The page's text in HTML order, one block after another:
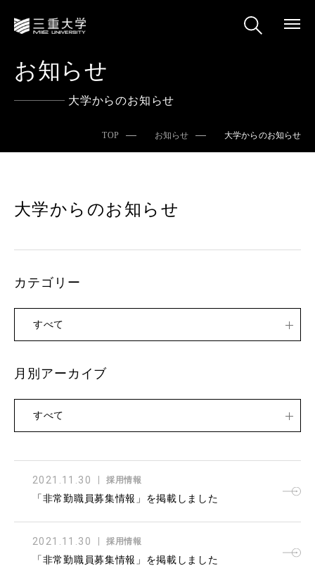
お知らせ
大学からのお知らせ
TOP お知らせ 大学からのお知らせ
2021.11.30 採用情報
「非常勤職員募集情報」を掲載しました
2021.11.30 採用情報
「非常勤職員募集情報」を掲載しました
大学からのお知らせ
カテゴリー
すべて
月別アーカイブ
すべて